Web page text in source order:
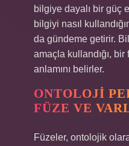
bilgiye dayalı bir güç
bilgiyi nasıl
da gündeme getirir.
amaçla kullandığı, bir
anlamını belirler.
ONTOLOJI
FÜZE VE
Füzeler, ontolojik